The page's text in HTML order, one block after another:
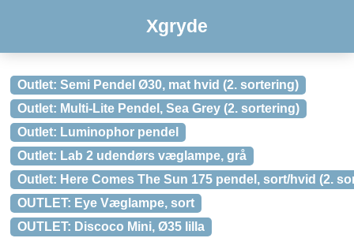
Xgryde
Outlet: Semi Pendel Ø30, mat hvid (2. sortering)
Outlet: Multi-Lite Pendel, Sea Grey (2. sortering)
Outlet: Luminophor pendel
Outlet: Lab 2 udendørs væglampe, grå
Outlet: Here Comes The Sun 175 pendel, sort/hvid (2.
OUTLET: Eye Væglampe, sort
OUTLET: Discoco Mini, Ø35 lilla